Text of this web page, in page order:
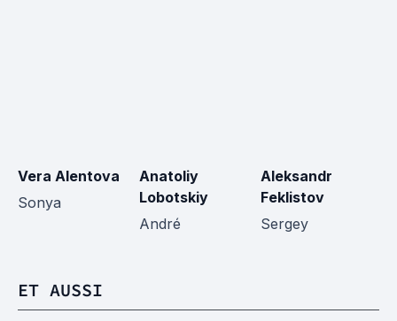
Vera Alentova
Sonya
Anatoliy
Lobotskiy
André
Aleksandr
Feklistov
Sergey
ET AUSSI